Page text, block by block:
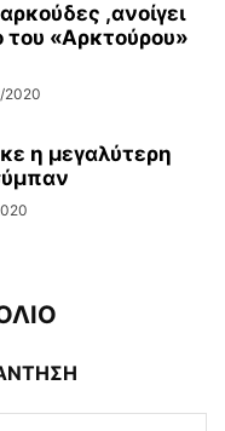
,ανοίγει
του «Αρκτούρου»
2020
η μεγαλύτερη